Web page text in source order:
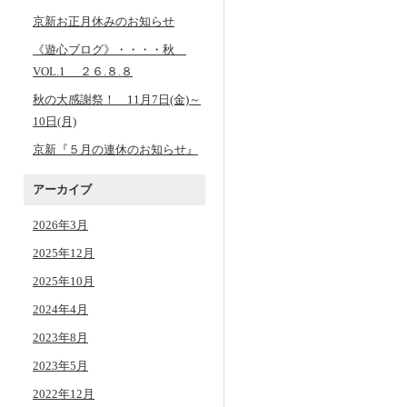
京新お正月休みのお知らせ
《遊心ブログ》・・・・秋
VOL.1 ２６.８.８
秋の大感謝祭！ 11月7日(金)～
10日(月)
京新『５月の連休のお知らせ』
アーカイブ
2026年3月
2025年12月
2025年10月
2024年4月
2023年8月
2023年5月
2022年12月